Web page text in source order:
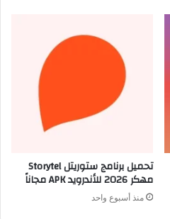
تحميل برنامج ستوريتل Storytel
مهكر 2026 للأندرويد APK مجاناً
منذ أسبوع واحد